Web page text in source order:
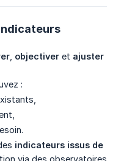
objectiver et ajuster
:
indicateurs issus de
via des observatoires